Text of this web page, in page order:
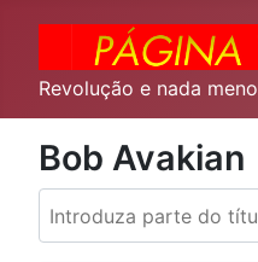
Revolução e nada
Bob Avakian
Introduza parte do título